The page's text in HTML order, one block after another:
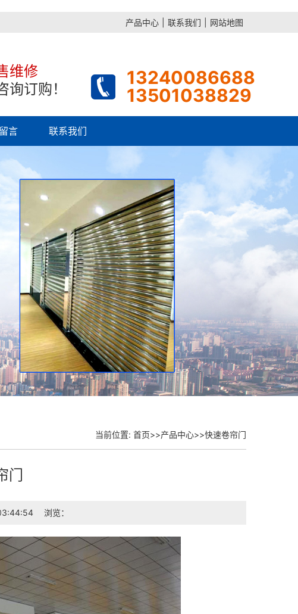
产品中心 联系我们 网站地图
维修
订购！
13240086688
13501038829
言 联系我们
当前位置: 首页>>产品中心>>快速卷帘门
门
浏览：